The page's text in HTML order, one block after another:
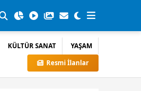
KÜLTÜR SANAT
YAŞAM
Resmi İlanlar